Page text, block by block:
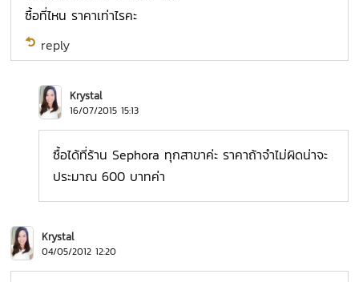
ซื้อที่ไหน ราคาเท่าไรคะ
reply
Krystal
16/07/2015 15:13
ซื้อได้ที่ร้าน Sephora ทุกสาขาค่ะ ราคาถ้าจำไม่ผิดน่าจะ
ประมาณ 600 บาทค่า
Krystal
04/05/2012 12:20